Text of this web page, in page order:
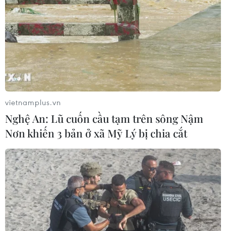
tại thánh địa Mỹ Đình
11/11/2021 11:18
Đội tuyển Việt Nam đã phải nhận thất bại thứ 5 liên tiếp
tại vòng loại thứ 3 World Cup 2022 khu vực châu Á sau
khi để thua 0-1 trước Nhật Bản trên sân nhà Mỹ Đình.
vietnamplus.vn
Nghệ An: Lũ cuốn cầu tạm trên sông Nậm
Nơn khiến 3 bản ở xã Mỹ Lý bị chia cắt